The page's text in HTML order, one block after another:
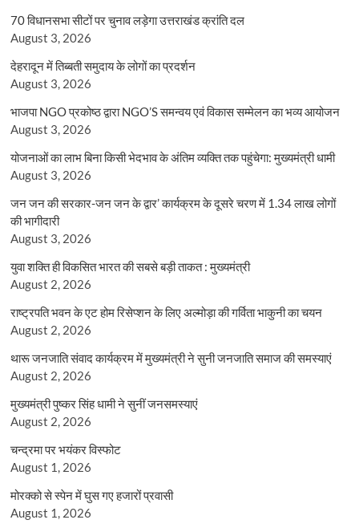
70 विधानसभा सीटों पर चुनाव लड़ेगा उत्तराखंड क्रांति दल
August 3, 2026
देहरादून में तिब्बती समुदाय के लोगों का प्रदर्शन
August 3, 2026
भाजपा NGO प्रकोष्ठ द्वारा NGO’S समन्वय एवं विकास सम्मेलन का भव्य आयोजन
August 3, 2026
योजनाओं का लाभ बिना किसी भेदभाव के अंतिम व्यक्ति तक पहुंचेगा: मुख्यमंत्री धामी
August 3, 2026
जन जन की सरकार-जन जन के द्वार’ कार्यक्रम के दूसरे चरण में 1.34 लाख लोगों
की भागीदारी
August 3, 2026
युवा शक्ति ही विकसित भारत की सबसे बड़ी ताकत : मुख्यमंत्री
August 2, 2026
राष्ट्रपति भवन के एट होम रिसेप्शन के लिए अल्मोड़ा की गर्विता भाकुनी का चयन
August 2, 2026
थारू जनजाति संवाद कार्यक्रम में मुख्यमंत्री ने सुनी जनजाति समाज की समस्याएं
August 2, 2026
मुख्यमंत्री पुष्कर सिंह धामी ने सुनीं जनसमस्याएं
August 2, 2026
चन्द्रमा पर भयंकर विस्फोट
August 1, 2026
मोरक्को से स्पेन में घुस गए हजारों प्रवासी
August 1, 2026